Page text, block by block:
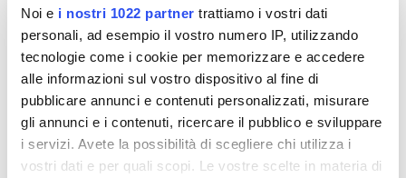
Noi e i nostri 1022 partner trattiamo i vostri dati
personali, ad esempio il vostro numero IP, utilizzando
tecnologie come i cookie per memorizzare e accedere
alle informazioni sul vostro dispositivo al fine di
pubblicare annunci e contenuti personalizzati, misurare
gli annunci e i contenuti, ricercare il pubblico e sviluppare
i servizi. Avete la possibilità di scegliere chi utilizza i
vostri dati e per quali scopi. Le vostre scelte in materia di
Top products